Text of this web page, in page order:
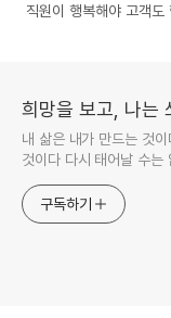
직원이 행복해야 고객도
희망을 보고, 나는
내 삶은 내가 만드는 것
것이다 다시 태어날 수는
구독하기